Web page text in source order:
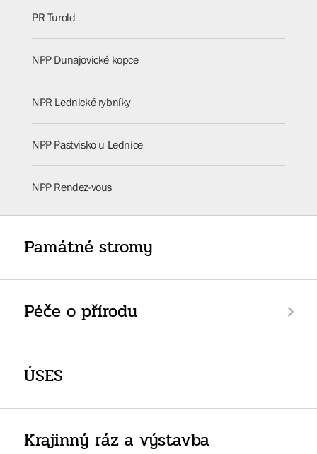
PR Turold
NPP Dunajovické kopce
NPR Lednické rybníky
NPP Pastvisko u Lednice
NPP Rendez-vous
Památné stromy
Péče o přírodu
ÚSES
Krajinný ráz a výstavba